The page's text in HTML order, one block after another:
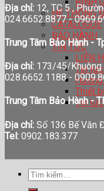
HỆ THỐNG
CATALOGUE
BẢO HÀNH
TIN TỨC
LIÊN
Tin
Thiết
Tin
Địa chỉ: 12, TC 5 ,
024.6652.8877 -
Trung Tâm Bảo Hành -
Địa chỉ: 173/45/Khuông
028.6652.1188 -
Trung Tâm Bảo Hành -
Địa chỉ: Số 136 Bế Văn
Tel: 0902.183.377
Tìm
kiếm: